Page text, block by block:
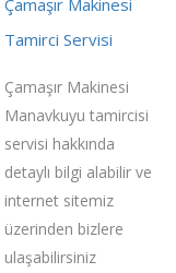
Tamirci Servisi
Çamaşır Makinesi
Manavkuyu tamircisi
servisi hakkında
detaylı bilgi alabilir ve
internet sitemiz
üzerinden bizlere
ulaşabilirsiniz